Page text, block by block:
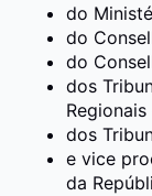
do
do
do
dos
dos
e vice
da